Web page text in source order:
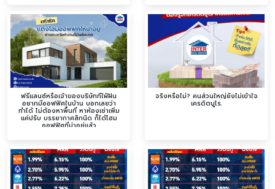
ฟรีแลนซ์หรือเจ้าของบริษัทที่ใฝ่ฝัน
อยากมีออฟฟิศในบ้าน บอกเลยว่า
ทำได้ ไม่ต้องหาพื้นที่ หาห้องเช่าเพิ่ม
แค่ปรับ บรรยากาศสักนิด ก็ได้โฮม
ออฟฟิศที่น่าอยู่แล้ว
จริงหรือไม่? คนส่วนใหญ่ยังไม่เข้าใจ
เครดิตบูโร.